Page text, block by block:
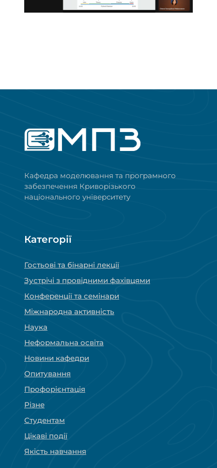
Кафедра моделювання та програмного
забезпечення Криворізького
національного університету
Категорії
Гостьові та бінарні лекції
Зустрічі з провідними фахівцями
Конференції та семінари
Міжнародна активність
Наука
Неформальна освіта
Новини кафедри
Опитування
Профорієнтація
Різне
Студентам
Цікаві події
Якість навчання